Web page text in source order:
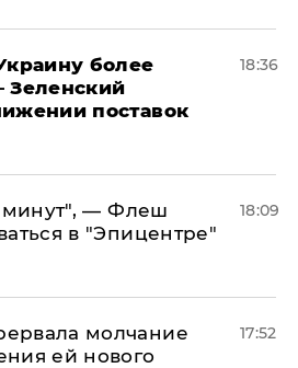
более
Зеленский
поставок
18:36
минут", — Флеш
в "Эпицентре"
18:09
молчание
ей нового
17:52